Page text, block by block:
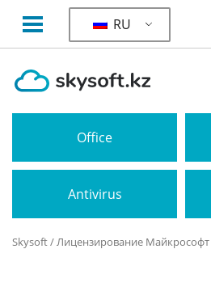
RU
Office
Antivirus
Skysoft/ Лицензирование Майкрософт